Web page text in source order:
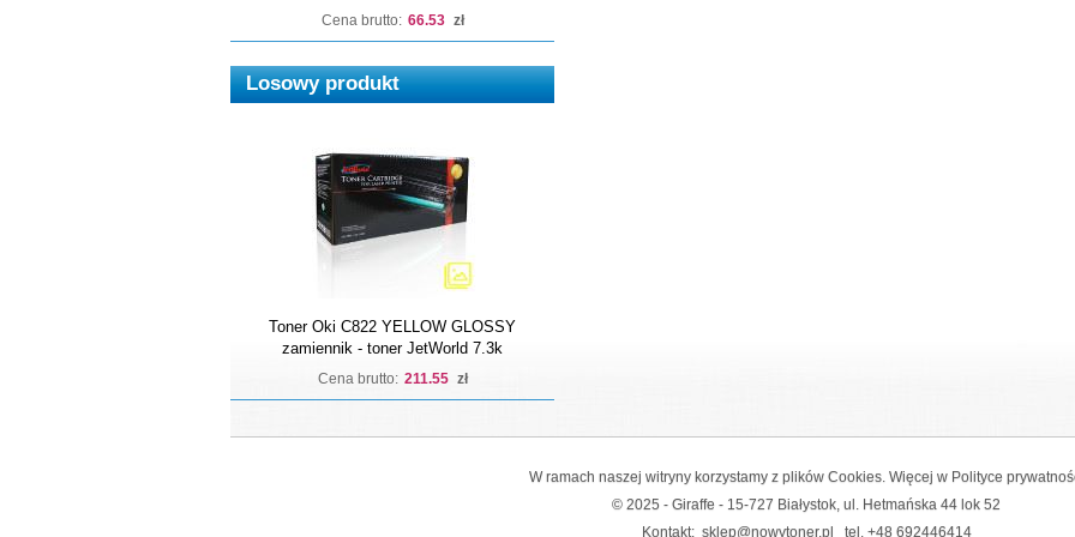
Cena brutto: 66.53 zł
Losowy produkt
Toner Oki C822 YELLOW GLOSSY
zamiennik - toner JetWorld 7.3k
Cena brutto: 211.55 zł
W ramach naszej witryny korzystamy z plików Cookies. Więcej w Polityce
© 2025 - Giraffe - 15-727 Białystok, ul. Hetmańska 44 lok 52
Kontakt: sklep@nowytoner.pl tel. +48 692446414